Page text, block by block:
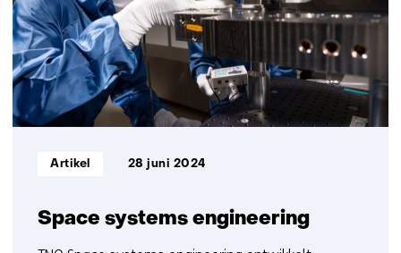
t/m
3
Space systems engineering
Informatietype:
Artikel 28 juni 2024